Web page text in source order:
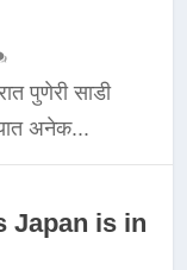
पुणेरी साडी
अनेक...
Japan is in